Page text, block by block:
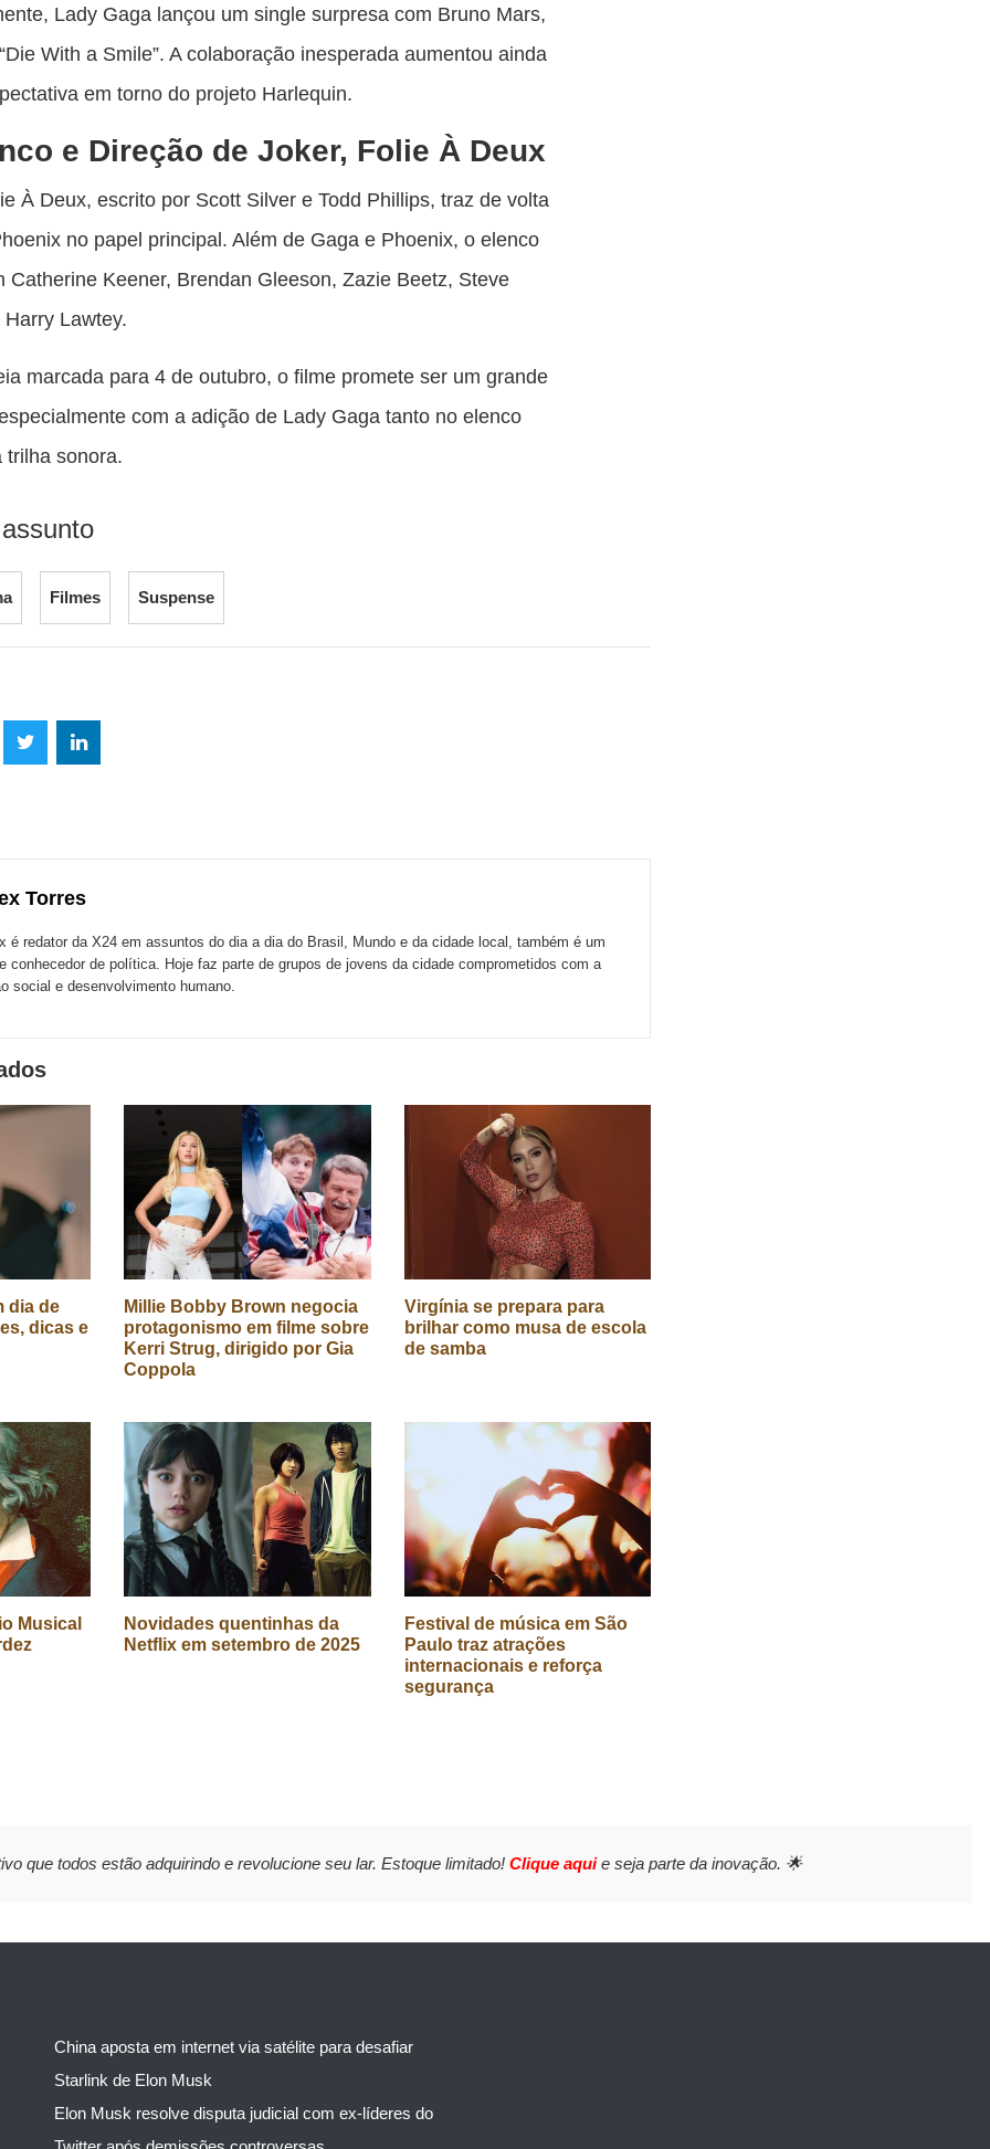
Lady Gaga lançou um single surpresa com Bruno Mars,
With a Smile”. A colaboração inesperada aumentou ainda
em torno do projeto Harlequin.
e Direção de Joker, Folie À Deux
À Deux, escrito por Scott Silver e Todd Phillips, traz de volta
no papel principal. Além de Gaga e Phoenix, o elenco
Catherine Keener, Brendan Gleeson, Zazie Beetz, Steve
Lawtey.
marcada para 4 de outubro, o filme promete ser um grande
com a adição de Lady Gaga tanto no elenco
trilha sonora.
Filmes Suspense
Torres
é redator da X24 em assuntos do dia a dia do Brasil, Mundo e da cidade local, também é um
conhecedor de política. Hoje faz parte de grupos de jovens da cidade comprometidos com a
social e desenvolvimento humano.
dia de
dicas e
Millie Bobby Brown negocia
protagonismo em filme sobre
Kerri Strug, dirigido por Gia
Coppola
Virgínia se prepara para
brilhar como musa de escola
de samba
Musical
Novidades quentinhas da
Netflix em setembro de 2025
Festival de música em São
Paulo traz atrações
internacionais e reforça
segurança
que todos estão adquirindo e revolucione seu lar. Estoque limitado! Clique aquie seja parte da inovação. 🌟
China aposta em internet via satélite para desafiar
Starlink de Elon Musk
Elon Musk resolve disputa judicial com ex-líderes do